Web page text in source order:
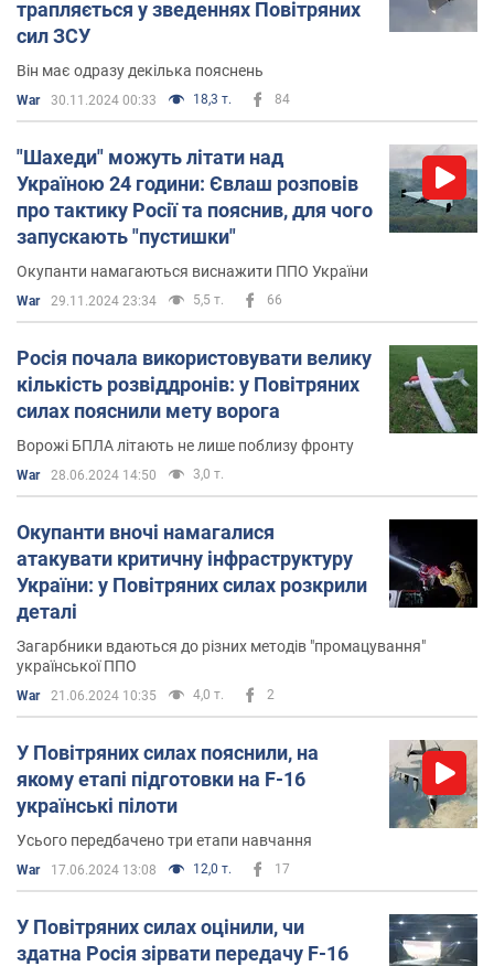
трапляється у зведеннях Повітряних
сил ЗСУ
Він має одразу декілька пояснень
War 30.11.2024 00:33 18,3 т. 84
"Шахеди" можуть літати над
Україною 24 години: Євлаш розповів
про тактику Росії та пояснив, для чого
запускають "пустишки"
Окупанти намагаються виснажити ППО України
War 29.11.2024 23:34 5,5 т. 66
Росія почала використовувати велику
кількість розвіддронів: у Повітряних
силах пояснили мету ворога
Ворожі БПЛА літають не лише поблизу фронту
War 28.06.2024 14:50 3,0 т.
Окупанти вночі намагалися
атакувати критичну інфраструктуру
України: у Повітряних силах розкрили
деталі
Загарбники вдаються до різних методів "промацування"
української ППО
War 21.06.2024 10:35 4,0 т. 2
У Повітряних силах пояснили, на
якому етапі підготовки на F-16
українські пілоти
Усього передбачено три етапи навчання
War 17.06.2024 13:08 12,0 т. 17
У Повітряних силах оцінили, чи
здатна Росія зірвати передачу F-16